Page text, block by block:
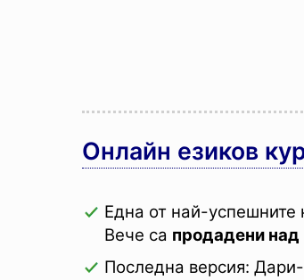
Онлайн езиков
Една от най-успешните
Вече са продадени
Последна версия: